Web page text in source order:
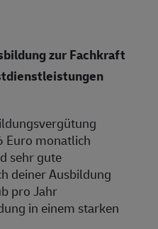
zur Fachkraft
Euro monatlich
sehr gute
deiner Ausbildung
pro Jahr
in einem starken